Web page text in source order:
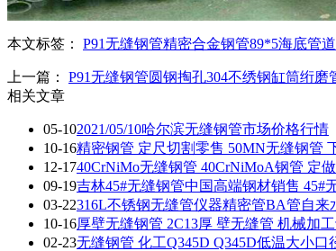
本文标签： P91无缝钢管精密合金钢管89*5海底管
上一篇： P91无缝钢管圆钢掏孔304不绣钢缸筒绗磨
相关文章
05-102021/05/10哈尔滨无缝钢管市场价格行情
10-16精密钢管 定尺切割零售 50MN无缝钢管
12-1740CrNiMo无缝钢管 40CrNiMoA钢管 定
09-19吉林45#无缝钢管中国高端钢材销售 45#
03-22316L不锈钢无缝管仪器精密管BA管自
10-16厚壁无缝钢管 2C13厚 壁无缝管 机械加
02-23无缝钢管 化工Q345D Q345D低温大小